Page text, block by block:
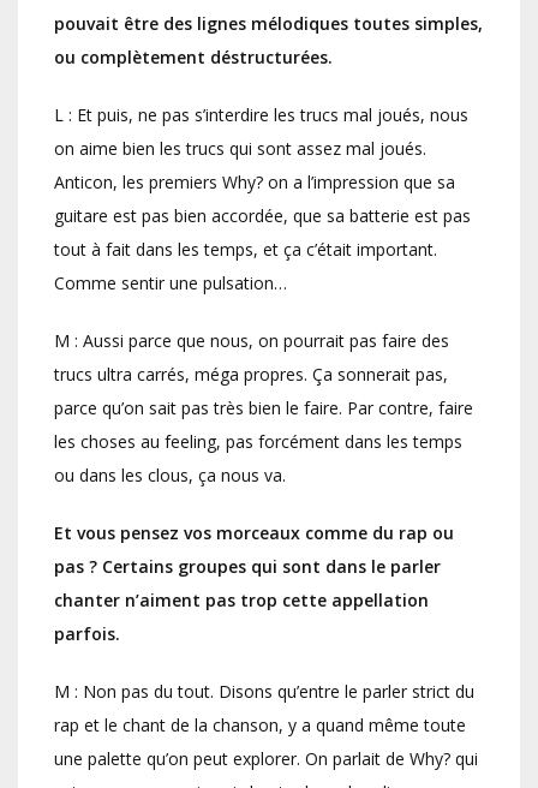
pouvait être des lignes mélodiques toutes simples,
ou complètement déstructurées.
L : Et puis, ne pas s’interdire les trucs mal joués, nous
on aime bien les trucs qui sont assez mal joués.
Anticon, les premiers Why? on a l’impression que sa
guitare est pas bien accordée, que sa batterie est pas
tout à fait dans les temps, et ça c’était important.
Comme sentir une pulsation…
M : Aussi parce que nous, on pourrait pas faire des
trucs ultra carrés, méga propres. Ça sonnerait pas,
parce qu’on sait pas très bien le faire. Par contre, faire
les choses au feeling, pas forcément dans les temps
ou dans les clous, ça nous va.
Et vous pensez vos morceaux comme du rap ou
pas ? Certains groupes qui sont dans le parler
chanter n’aiment pas trop cette appellation
parfois.
M : Non pas du tout. Disons qu’entre le parler strict du
rap et le chant de la chanson, y a quand même toute
une palette qu’on peut explorer. On parlait de Why? qui